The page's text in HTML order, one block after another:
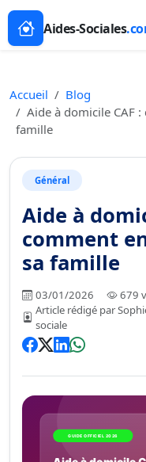
Aides-Sociales
Accueil
Blog
Aide à domicile CAF
famille
Général
Aide à
comment
sa famille
03/01/2026
679
Article rédigé par
sociale